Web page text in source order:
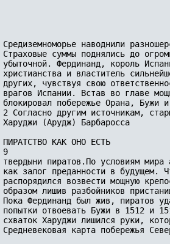
Средиземноморье наводнили
Страховые суммы поднялись до
убыточной. Фердинанд, король
христианства и властитель
других, чувствуя свою
врагов Испании. Встав во главе
блокировал побережье Орана,
2 Согласно другим источникам,
Харуджи (Арудж) Барбаросса
ПИРАТСТВО КАК ОНО ЕСТЬ
9
твердыни пиратов.По условиям
как залог преданности в будущем.
распорядился возвести мощную
образом лишив разбойников
Пока Фердинанд был жив, пиратов
попытки отвоевать Бужи в 1512 и
схваток Харуджи лишился руки,
Средневековая карта побережья